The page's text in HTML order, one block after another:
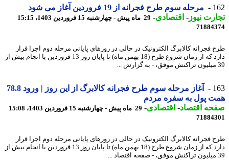
مرحله سوم طرح فجرانه از 19 فروردین آغاز می شود
نیوز-اقتصادی-29 ماه پیش - چهارشنبه 15 فروردین 1403، 15:15
فجرانه کالابرگ الکترونیک در حالی در روزهای پایانی مرحله دوم اجرا قرار
دارد که از زمان شروع طرح (18 بهمن ماه) تا پایان روز 13 فروردین با انجام بیش از
آغاز مرحله سوم طرح فجرانه کالابرگ از این روز | ورود 78.8
پول به سفره مردم
اقتصاد-اقتصادی-29 ماه پیش - چهارشنبه 15 فروردین 1403، 15:08
فجرانه کالابرگ الکترونیک در حالی در روزهای پایانی مرحله دوم اجرا قرار
دارد که از زمان شروع طرح (18 بهمن ماه) تا پایان روز 13 فروردین با انجام بیش از